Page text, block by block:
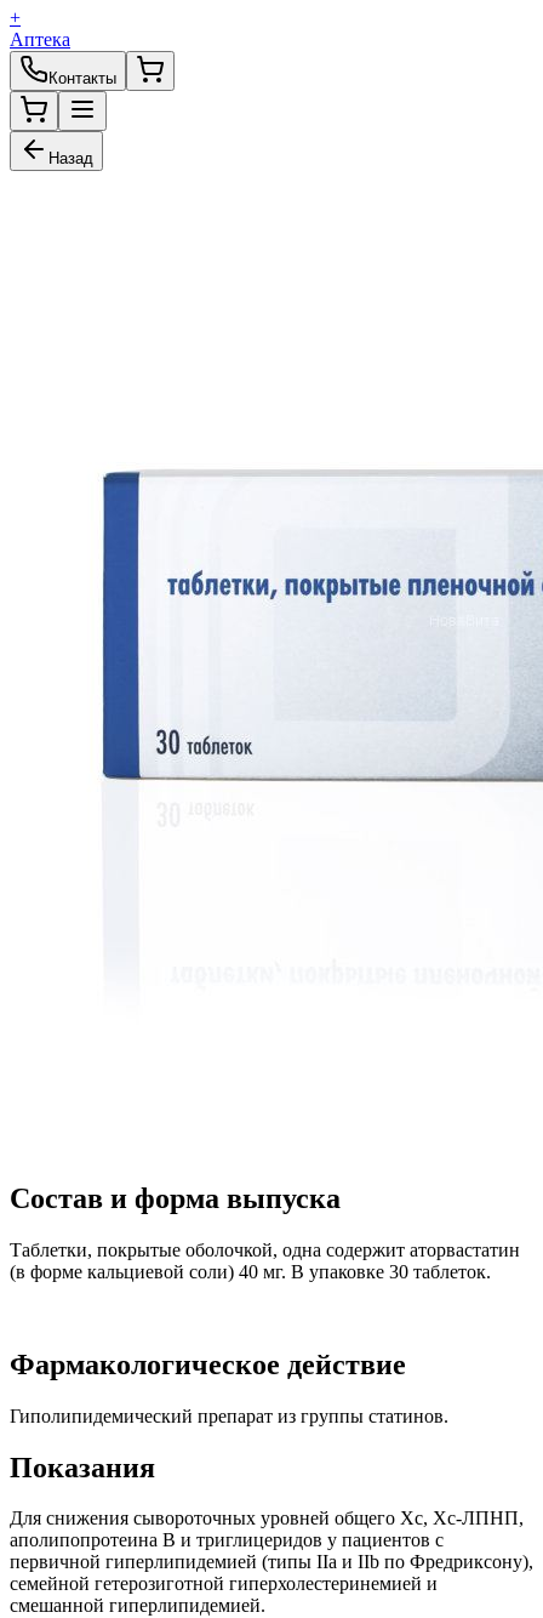
+
Аптека
Контакты
Назад
Состав и форма выпуска
Таблетки, покрытые оболочкой, одна содержит аторвастатин
(в форме кальциевой соли) 40 мг. В упаковке 30 таблеток.
Фармакологическое действие
Гиполипидемический препарат из группы статинов.
Показания
Для снижения сывороточных уровней общего Хс, Хс-ЛПНП,
аполипопротеина В и триглицеридов у пациентов с
первичной гиперлипидемией (типы IIа и IIb по Фредриксону),
семейной гетерозиготной гиперхолестеринемией и
смешанной гиперлипидемией.